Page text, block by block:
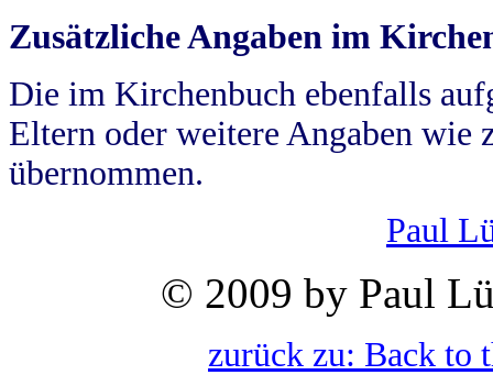
Zusätzliche Angaben im
Die im Kirchenbuch ebenfalls
Eltern oder weitere Angaben wie
übernommen.
Paul
© 2009 by Paul
zurück zu: Back to